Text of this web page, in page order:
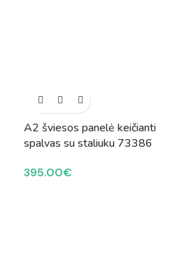
A2 šviesos panelė keičianti
spalvas su staliuku 73386
395.00€